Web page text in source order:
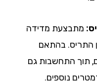
מדידה
בהתאם
התחשבות גם
נוספים.